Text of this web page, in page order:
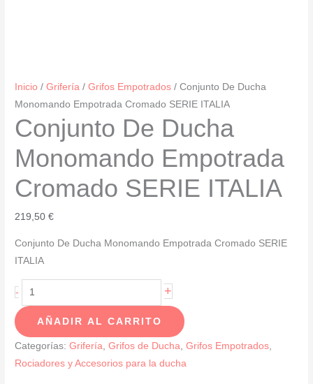
Inicio /Grifería /Grifos Empotrados / Conjunto De Ducha
Monomando Empotrada Cromado SERIE ITALIA
Conjunto De Ducha
Monomando Empotrada
Cromado SERIE ITALIA
219,50€
Conjunto De Ducha Monomando Empotrada Cromado SERIE
ITALIA
-
Conjunto
De
Ducha
Monomando
Empotrada
+
AÑADIR AL CARRITO
Categorías:Grifería ,Grifos de Ducha ,Grifos Empotrados
Rociadores y Accesorios para la ducha